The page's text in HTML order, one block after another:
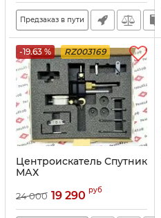
Предзаказ в пути
-19.63 % RZ003169
Центроискатель Спутник
МАХ
24 000 19 290 руб